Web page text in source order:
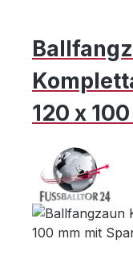
120 x
Bildergalerie